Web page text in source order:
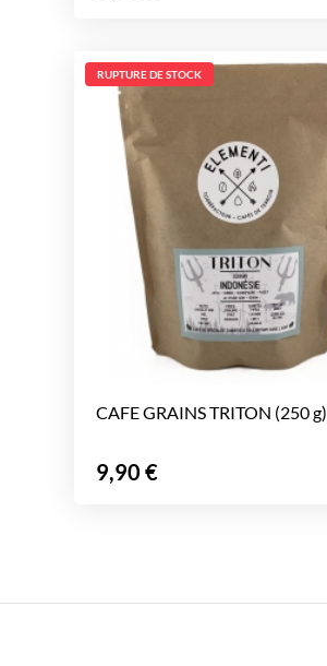
CAFE GRAINS TRITON (250 g)
Prix
9,90 €
RUPTURE DE STOCK